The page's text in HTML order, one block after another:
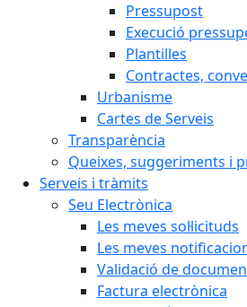
Pressupost
Execució
Plantilles
Contractes,
Urbanisme
Cartes de Serveis
Transparència
Queixes, suggeriments i
Serveis i tràmits
Seu Electrònica
Les meves sol·licituds
Les meves
Validació de
Factura electrònica